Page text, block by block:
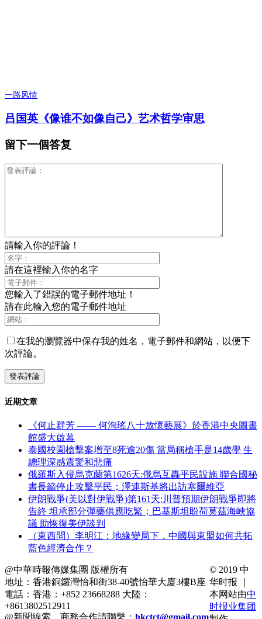
一路风情
吕国英《像谁不如像自己》艺术哲学审思
留下一個答复
請輸入你的評論！
請在這裡輸入你的名字
您輸入了錯誤的電子郵件地址！
請在此輸入您的電子郵件地址
在我的瀏覽器中保存我的姓名，電子郵件和網站，以便下
次評論。
近期文章
《何止群芳 —— 何洵瑤八十放懷藝展》於香港中央圖書
館盛大啟幕
泰國校園槍擊案增至8死逾20傷 當局稱槍手是14歲學 生
總理深感震驚和悲痛
俄羅斯入侵烏克蘭第1626天:俄烏互轟平民設施 聯合國秘
書長籲停止攻擊平民；澤連斯基將出訪塞爾維亞
伊朗戰爭(美以對伊戰爭)第161天:川普預期伊朗戰爭即將
告終 坦承部分彈藥供應吃緊；巴基斯坦盼荷莫茲海峽協
議 助恢復美伊談判
（東西問）李明江：地緣變局下，中國與東盟如何共拓
藍色經濟合作？
@中華時報傳媒集團 版權所有
地址：香港銅鑼灣怡和街38-40號怡華大廈3樓B座
電話：香港：+852 23668288 大陸：
+8613802512911
© 2019 中
华时报 ｜
本网站由中
时报业集团